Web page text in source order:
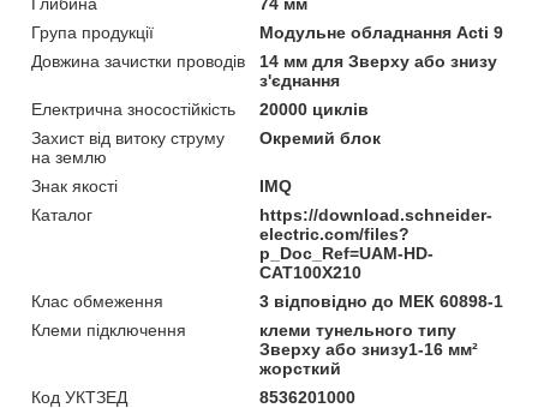
Група продукції
Модульне обладнання Acti 9
Довжина зачистки проводів
14 мм для Зверху або знизу
з'єднання
Електрична зносостійкість
20000 циклів
Захист від витоку струму
на землю
Окремий блок
Знак якості
IMQ
Каталог
https://download.schneider-
electric.com/files?
p_Doc_Ref=UAM-HD-
CAT100X210
Клас обмеження
3 відповідно до МЕК 60898-1
Клеми підключення
клеми тунельного типу
Зверху або знизу1-16 мм²
жорсткий
Код УКТЗЕД
8536201000